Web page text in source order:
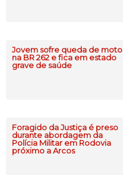
Jovem sofre queda de moto
na BR 262 e fica em estado
grave de saúde
Foragido da Justiça é preso
durante abordagem da
Polícia Militar em Rodovia
próximo a Arcos